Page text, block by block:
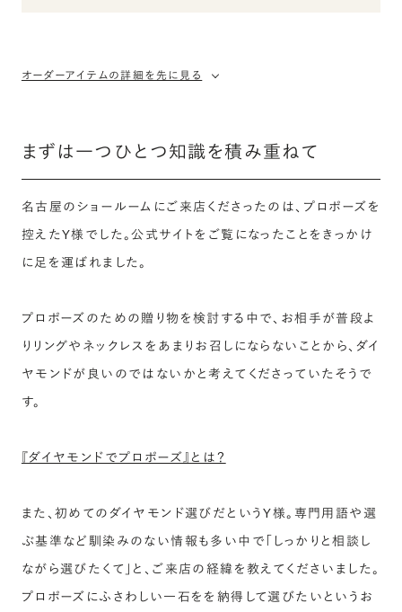
オーダーアイテムの詳細を先に見る
まずは一つひとつ知識を積み重ねて
名古屋のショールームにご来店くださったのは、プロポーズを
控えたY様でした。公式サイトをご覧になったことをきっかけ
に足を運ばれました。
プロポーズのための贈り物を検討する中で、お相手が普段よ
りリングやネックレスをあまりお召しにならないことから、ダイ
ヤモンドが良いのではないかと考えてくださっていたそうで
す。
『ダイヤモンドでプロポーズ』とは？
また、初めてのダイヤモンド選びだというY様。専門用語や選
ぶ基準など馴染みのない情報も多い中で「しっかりと相談し
ながら選びたくて」と、ご来店の経緯を教えてくださいました。
プロポーズにふさわしい一石をを納得して選びたいというお